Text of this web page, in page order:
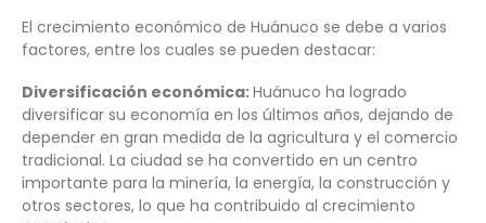
El crecimiento económico de Huánuco se debe a varios
factores, entre los cuales se pueden destacar:
Diversificación económica:Huánuco ha logrado
diversificar su economía en los últimos años, dejando de
depender en gran medida de la agricultura y el comercio
tradicional. La ciudad se ha convertido en un centro
importante para la minería, la energía, la construcción y
otros sectores, lo que ha contribuido al crecimiento